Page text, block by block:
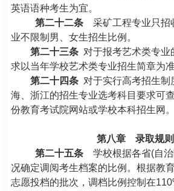
英语语种考生为宜。
第二十二条 采矿工程专业只招
业不限制男、女生招生比例。
第二十三条 对于报考艺术类专
求以当年学校艺术类专业招生简章为准
第二十四条 对于实行高考招生制
海、浙江的招生专业选考科目要求可
份教育考试院网站或学校本科招生网。
第八章 录取规则
第二十五条 学校根据各省(自
况确定调阅考生档案的比例。根据教
志愿投档的批次，调档比例控制在